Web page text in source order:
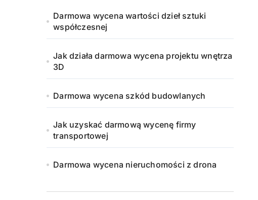
Darmowa wycena wartości dzieł sztuki
współczesnej
Jak działa darmowa wycena projektu wnętrza
3D
Darmowa wycena szkód budowlanych
Jak uzyskać darmową wycenę firmy
transportowej
Darmowa wycena nieruchomości z drona